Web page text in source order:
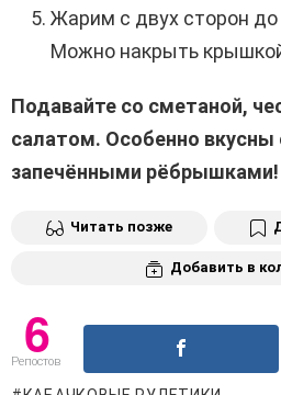
Жарим с двух сторон до
Можно накрыть
Подавайте со сметаной,
салатом. Особенно
запечёнными рёбрышками!
Читать позже
Добавить в
6
Репостов